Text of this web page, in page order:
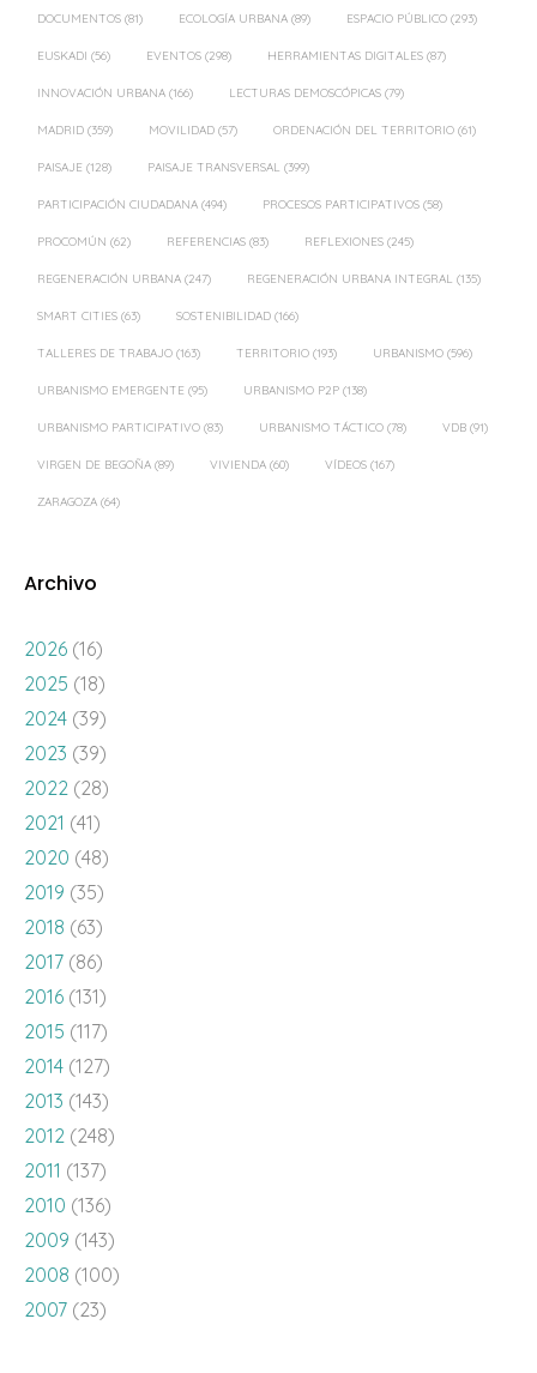
DOCUMENTOS (81) ECOLOGÍA URBANA (89) ESPACIO PÚBLICO (293)
EUSKADI (56) EVENTOS (298) HERRAMIENTAS DIGITALES (87)
INNOVACIÓN URBANA (166) LECTURAS DEMOSCÓPICAS (79)
MADRID (359) MOVILIDAD (57) ORDENACIÓN DEL TERRITORIO (61)
PAISAJE (128) PAISAJE TRANSVERSAL (399)
PARTICIPACIÓN CIUDADANA (494) PROCESOS PARTICIPATIVOS (58)
PROCOMÚN (62) REFERENCIAS (83) REFLEXIONES (245)
REGENERACIÓN URBANA (247) REGENERACIÓN URBANA INTEGRAL (135)
SMART CITIES (63) SOSTENIBILIDAD (166)
TALLERES DE TRABAJO (163) TERRITORIO (193) URBANISMO (596)
URBANISMO EMERGENTE (95) URBANISMO P2P (138)
URBANISMO PARTICIPATIVO (83) URBANISMO TÁCTICO (78) VDB (91)
VIRGEN DE BEGOÑA (89) VIVIENDA (60) VÍDEOS (167)
ZARAGOZA (64)
Archivo
2026 (16)
2025 (18)
2024 (39)
2023 (39)
2022 (28)
2021 (41)
2020 (48)
2019 (35)
2018 (63)
2017 (86)
2016 (131)
2015 (117)
2014 (127)
2013 (143)
2012 (248)
2011 (137)
2010 (136)
2009 (143)
2008 (100)
2007 (23)